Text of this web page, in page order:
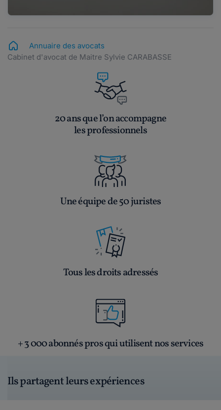
Annuaire des avocats
Cabinet d'avocat de Maitre Sylvie CARABASSE
20 ans que l’on accompagne
les professionnels
Une équipe de 50 juristes
Tous les droits adressés
+ 3 000 abonnés pros qui utilisent nos services
Ils partagent leurs expériences